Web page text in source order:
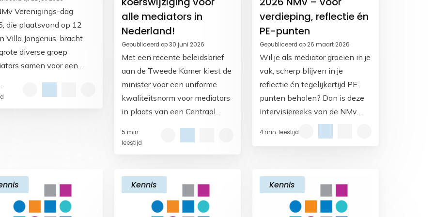
Verenigings-dag
die plaatsvond op 12
Villa Jongerius, bracht
diverse groep
samen voor een
vakontwikkeling
alle mediators in
Nederland!
Gepubliceerd op 30 juni 2026
Met een recente beleidsbrief
aan de Tweede Kamer kiest de
minister voor een uniforme
kwaliteitsnorm voor mediators
in plaats van een Centraal
zal een norm voor mediators
5 min.
leestijd
verdieping, reflectie én
PE-punten
Gepubliceerd op 26 maart 2026
Wil je als mediator groeien in je
vak, scherp blijven in je
reflectie én tegelijkertijd PE-
punten behalen? Dan is deze
intervisiereeks van de NMv
iets voor jou. Onder begeleiding
van ervaren en MfN-erkende
4 min. leestijd
Kennis Kennis